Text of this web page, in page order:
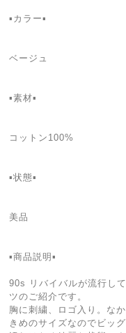
▪️カラー▪️
ベージュ
▪️素材▪️
コットン100%
▪️状態▪️
美品
▪️商品説明▪️
90s リバイバルが流行し
ツのご紹介です。
胸に刺繍、ロゴ入り。な
きめのサイズなのでビッ